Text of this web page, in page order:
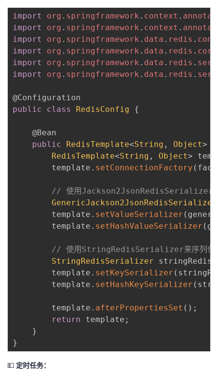
import org . springframework . context .
import
org . springframework . context .
import
org . springframework . data . redis .
import
org . springframework . data . redis . core
import
org . springframework . data . redis .
import
org . springframework . data . redis .
@Configuration
public
class RedisConfig {
@Bean
public
RedisTemplate<String , Object>
RedisTemplate<String , Object>
        template
. setConnectionFactory (
// 使用Jackson2JsonRedisSerializer来
GenericJackson2JsonRedisSerializer
        template
. setValueSerializer (
        template
. setHashValueSerializer (
// 使用StringRedisSerializer来序列化
StringRedisSerializer
        template
. setKeySerializer (
        template
. setHashKeySerializer (
        template
. afterPropertiesSet ( ) ;
return template ;
}
}
💵 定时任务：